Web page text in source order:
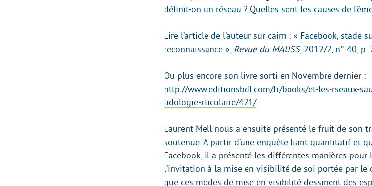
définit-on un réseau ? Quelles sont les causes de
Lire l’article de l’auteur sur cairn : « Facebook, stade
reconnaissance », Revue du MAUSS, 2012/2, n° 40, p.
Ou plus encore son livre sorti en Novembre dernier :
http://www.editionsbdl.com/fr/books/et-les-rseaux-
lidologie-rticulaire/421/
Laurent Mell nous a ensuite présenté le fruit de son
soutenue. A partir d’une enquête liant quantitatif et
Facebook, il a présenté les différentes manières pour
l’invitation à la mise en visibilité de soi portée par le
que ces modes de mise en visibilité dessinent des